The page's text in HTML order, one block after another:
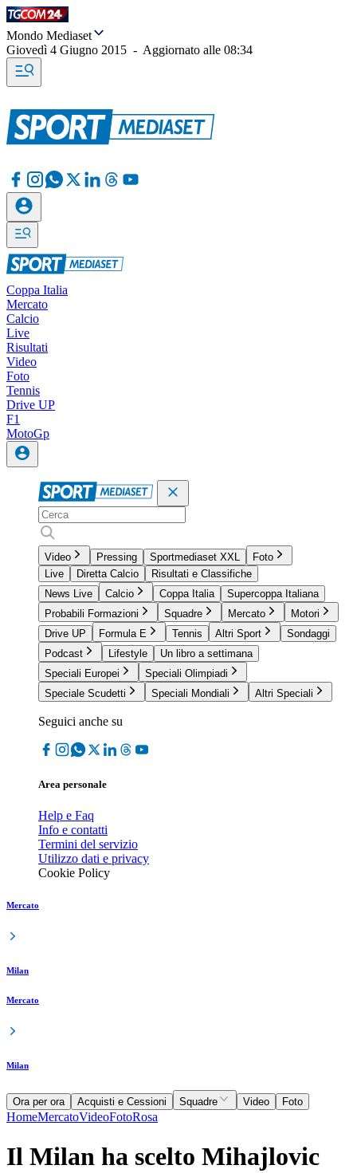
Mondo Mediaset
Giovedì 4 Giugno 2015 - Aggiornato alle 08:34
Coppa Italia
Mercato
Calcio
Live
Risultati
Video
Foto
Tennis
Drive UP
F1
MotoGp
Video Pressing Sportmediaset XXL
Foto
Live
Diretta Calcio
Risultati e Classifiche
News Live
Calcio Coppa Italia
Supercoppa Italiana
Probabili Formazioni
Squadre Mercato
Motori
Drive UP
Formula E Tennis Altri Sport
Sondaggi
Podcast
Lifestyle
Un libro a settimana
Speciali Europei
Speciali Olimpiadi
Speciale Scudetti
Speciali Mondiali Altri Speciali
Seguici anche su
Area personale
Help e Faq
Info e contatti
Termini del servizio
Utilizzo dati e privacy
Cookie Policy
Mercato
Milan
Mercato
Milan
Ora per ora Acquisti e Cessioni Squadre Video Foto
HomeMercatoVideoFotoRosa
Il Milan ha scelto Mihajlovic